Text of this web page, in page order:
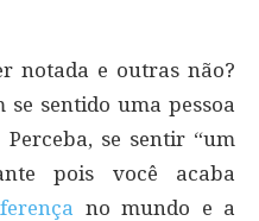
notada e outras não?
sentido uma pessoa
se sentir “um
pois você acaba
no mundo e a